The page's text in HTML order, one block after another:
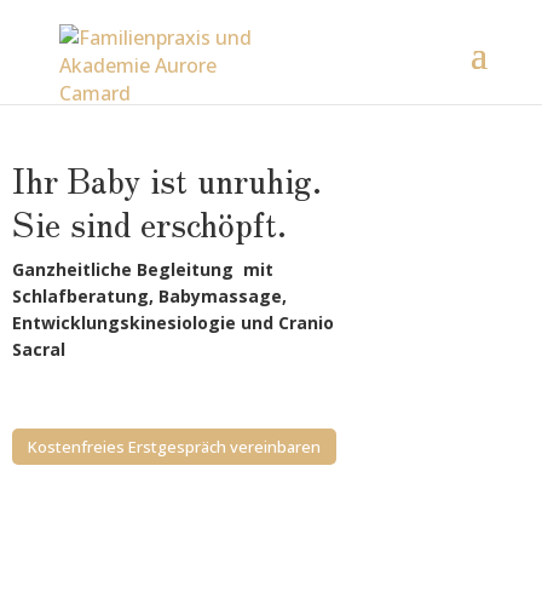
Ihr Baby ist unruhig.
Sie sind erschöpft.
Ganzheitliche Begleitung mit
Schlafberatung, Babymassage,
Entwicklungskinesiologie und Cranio
Sacral
Kostenfreies Erstgespräch vereinbaren